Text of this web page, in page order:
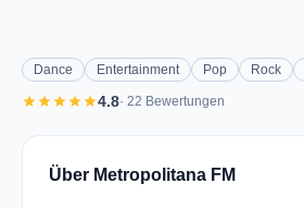
Dance Entertainment Pop Rock
starstarstarstarstar4.8· 22 Bewertungen
Über Metropolitana FM